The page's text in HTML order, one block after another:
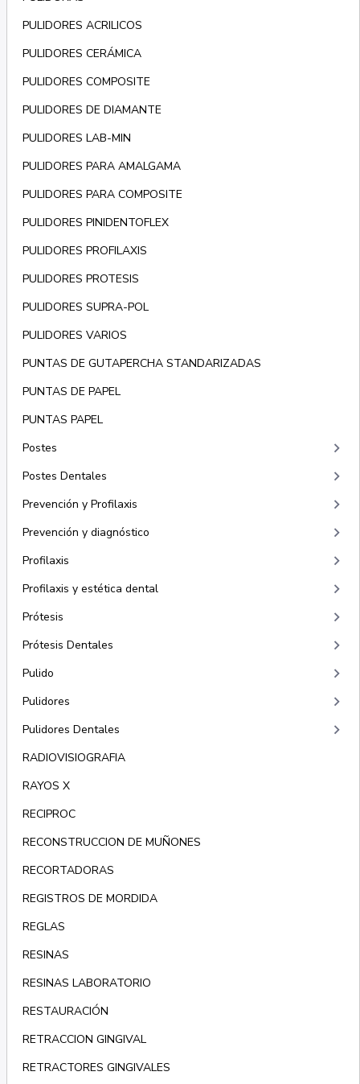
PULIDORES ACRILICOS
PULIDORES CERÁMICA
PULIDORES COMPOSITE
PULIDORES DE DIAMANTE
PULIDORES LAB-MIN
PULIDORES PARA AMALGAMA
PULIDORES PARA COMPOSITE
PULIDORES PINIDENTOFLEX
PULIDORES PROFILAXIS
PULIDORES PROTESIS
PULIDORES SUPRA-POL
PULIDORES VARIOS
PUNTAS DE GUTAPERCHA STANDARIZADAS
PUNTAS DE PAPEL
PUNTAS PAPEL
Postes
keyboard_arrow_right
Postes Dentales keyboard_arrow_right
Prevención y Profilaxis keyboard_arrow_right
Prevención y diagnóstico keyboard_arrow_right
Profilaxis keyboard_arrow_right
Profilaxis y estética dental keyboard_arrow_right
Prótesis keyboard_arrow_right
Prótesis Dentales keyboard_arrow_right
Pulido keyboard_arrow_right
Pulidores keyboard_arrow_right
Pulidores Dentales keyboard_arrow_right
RADIOVISIOGRAFIA
RAYOS X
RECIPROC
RECONSTRUCCION DE MUÑONES
RECORTADORAS
REGISTROS DE MORDIDA
REGLAS
RESINAS
RESINAS LABORATORIO
RESTAURACIÓN
RETRACCION GINGIVAL
RETRACTORES GINGIVALES